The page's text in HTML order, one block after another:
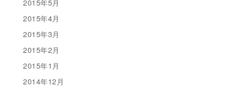
2015年5月
2015年4月
2015年3月
2015年2月
2015年1月
2014年12月